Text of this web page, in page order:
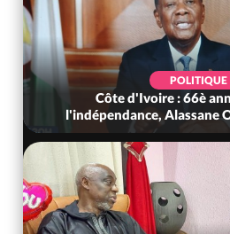
POLITIQUE
Côte d'Ivoire : 66è
l'indépendance, Alassane